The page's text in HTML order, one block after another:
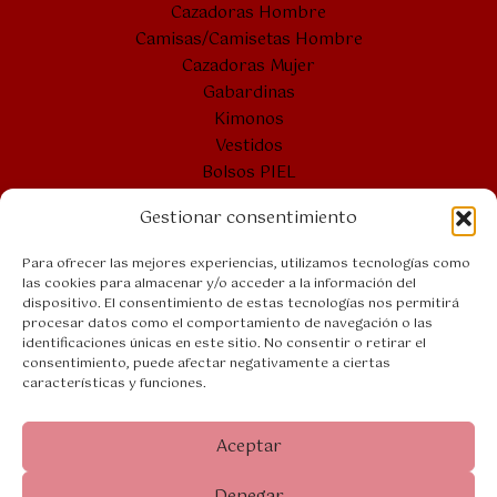
Gestionar consentimiento
Para ofrecer las mejores experiencias, utilizamos tecnologías como
las cookies para almacenar y/o acceder a la información del
dispositivo. El consentimiento de estas tecnologías nos permitirá
procesar datos como el comportamiento de navegación o las
identificaciones únicas en este sitio. No consentir o retirar el
consentimiento, puede afectar negativamente a ciertas
características y funciones.
Aceptar
Cazadoras Hombre
Camisas/Camisetas Hombre
Cazadoras Mujer
Gabardinas
Kimonos
Vestidos
Bolsos PIEL
Bolsones
Bolsos VERANO
Bolsos PIEL
Aviso legal
Accesibilidad
Política de privacidad
Política de cookies (UE)